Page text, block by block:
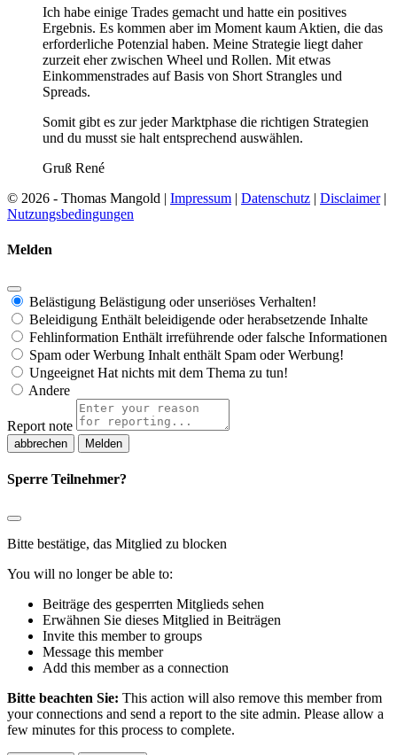
Ich habe einige Trades gemacht und hatte ein positives
Ergebnis. Es kommen aber im Moment kaum Aktien, die das
erforderliche Potenzial haben. Meine Strategie liegt daher
zurzeit eher zwischen Wheel und Rollen. Mit etwas
Einkommenstrades auf Basis von Short Strangles und
Spreads.
Somit gibt es zur jeder Marktphase die richtigen Strategien
und du musst sie halt entsprechend auswählen.
Gruß René
© 2026 - Thomas Mangold | Impressum | Datenschutz | Disclaimer|
Nutzungsbedingungen
Melden
Belästigung Belästigung oder unseriöses Verhalten!
Beleidigung Enthält beleidigende oder herabsetzende Inhalte
Fehlinformation Enthält irreführende oder falsche Informationen
Spam oder Werbung Inhalt enthält Spam oder Werbung!
Ungeeignet Hat nichts mit dem Thema zu tun!
Andere
Report note
Melden
Sperre Teilnehmer?
Bitte bestätige, das Mitglied zu blocken
You will no longer be able to:
Beiträge des gesperrten Mitglieds sehen
Erwähnen Sie dieses Mitglied in Beiträgen
Invite this member to groups
Message this member
Add this member as a connection
Bitte beachten Sie: This action will also remove this member from
your connections and send a report to the site admin. Please allow a
few minutes for this process to complete.